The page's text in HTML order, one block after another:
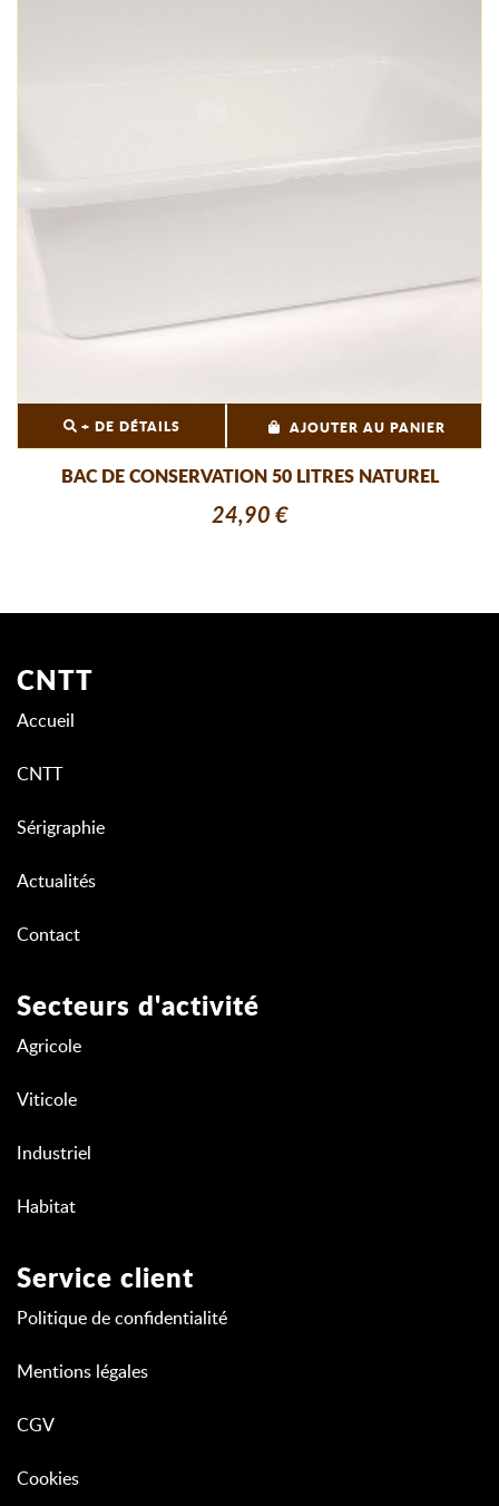
+ DE DÉTAILS AJOUTER AU PANIER
BAC DE CONSERVATION 50 LITRES NATUREL
24,90 €
CNTT
Accueil
CNTT
Sérigraphie
Actualités
Contact
Secteurs d'activité
Agricole
Viticole
Industriel
Habitat
Service client
Politique de confidentialité
Mentions légales
CGV
Cookies